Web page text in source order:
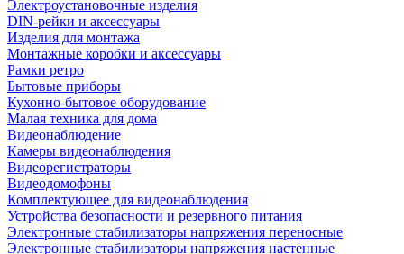
Электроустановочные изделия
DIN-рейки и аксессуары
Изделия для монтажа
Монтажные коробки и аксессуары
Рамки ретро
Бытовые приборы
Кухонно-бытовое оборудование
Малая техника для дома
Видеонаблюдение
Камеры видеонаблюдения
Видеорегистраторы
Видеодомофоны
Комплектующее для видеонаблюдения
Устройства безопасности и резервного питания
Электронные стабилизаторы напряжения переносные
Электронные стабилизаторы напряжения настенные